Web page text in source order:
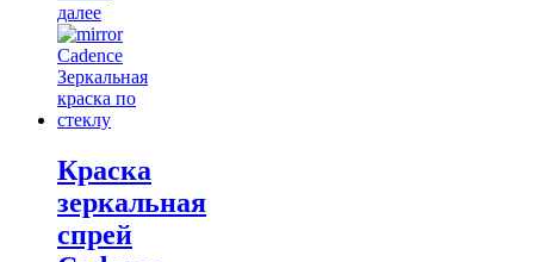
далее
Краска
зеркальная
спрей